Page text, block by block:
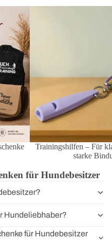
Trainingshilfen – Für
starke
für Hundebesitzer
Hundeliebhaber?
für Hundebesitzer